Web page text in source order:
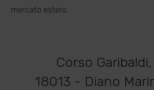
mercato estero.
Corso
18013 - Diano